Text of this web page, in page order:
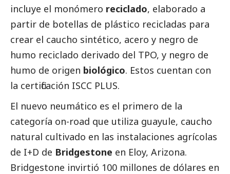
incluye el monómero reciclado, elaborado a
partir de botellas de plástico recicladas para
crear el caucho sintético, acero y negro de
humo reciclado derivado del TPO, y negro de
humo de origen biológico. Estos cuentan con
la certificación ISCC PLUS.
El nuevo neumático es el primero de la
categoría on-road que utiliza guayule, caucho
natural cultivado en las instalaciones agrícolas
de I+D de Bridgestone en Eloy, Arizona.
Bridgestone invirtió 100 millones de dólares en